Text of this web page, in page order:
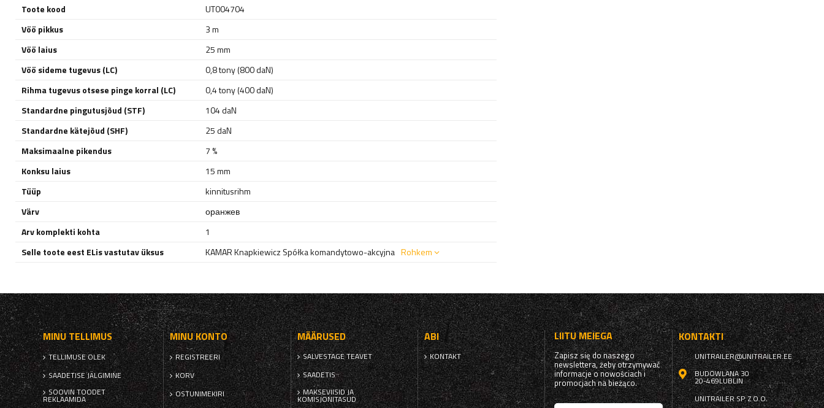
Toote kood
UT004704
Vöö pikkus
3 m
Vöö laius
25 mm
Vöö sideme tugevus (LC)
0,8 tony (800 daN)
Rihma tugevus otsese pinge korral (LC)
0,4 tony (400 daN)
Standardne pingutusjõud (STF)
104 daN
Standardne kätejõud (SHF)
25 daN
Maksimaalne pikendus
7 %
Konksu laius
15 mm
Tüüp
kinnitusrihm
Värv
оранжев
Arv komplekti kohta
1
Selle toote eest ELis vastutav üksus
KAMAR Knapkiewicz Spółka komandytowo-akcyjna Rohkem
MINU TELLIMUS
TELLIMUSE OLEK
SAADETISE JÄLGIMINE
SOOVIN TOODET
REKLAAMIDA
MINU KONTO
REGISTREERI
KORV
OSTUNIMEKIRI
MÄÄRUSED
SALVESTAGE TEAVET
SAADETIS
MAKSEVIISID JA
KOMISJONITASUD
ABI
KONTAKT
LIITU MEIEGA
Zapisz się do naszego
newslettera, żeby otrzymywać
informacje o nowościach i
promocjach na bieżąco.
KONTAKTI
UNITRAILER@UNITRAILER.EE
BUDOWLANA 30
20-469LUBLIN
UNITRAILER SP. Z O.O.